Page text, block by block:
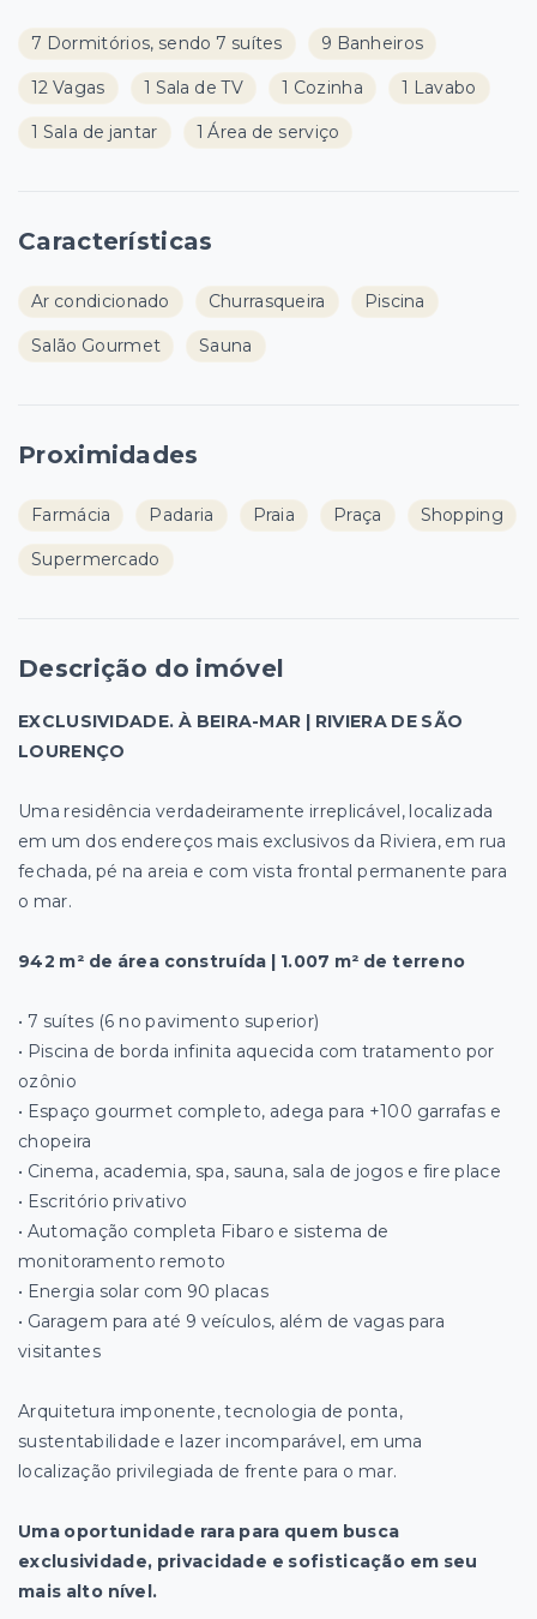
7 Dormitórios, sendo 7 suítes 9 Banheiros
12 Vagas 1 Sala de TV 1 Cozinha 1 Lavabo
1 Sala de jantar 1 Área de serviço
Características
Ar condicionado Churrasqueira Piscina
Salão Gourmet Sauna
Proximidades
Farmácia Padaria Praia Praça Shopping
Supermercado
Descrição do imóvel
EXCLUSIVIDADE. À BEIRA-MAR | RIVIERA DE SÃO
LOURENÇO
Uma residência verdadeiramente irreplicável, localizada
em um dos endereços mais exclusivos da Riviera, em rua
fechada, pé na areia e com vista frontal permanente para
o mar.
942 m² de área construída | 1.007 m² de terreno
• 7 suítes (6 no pavimento superior)
• Piscina de borda infinita aquecida com tratamento por
ozônio
• Espaço gourmet completo, adega para +100 garrafas e
chopeira
• Cinema, academia, spa, sauna, sala de jogos e fire place
• Escritório privativo
• Automação completa Fibaro e sistema de
monitoramento remoto
• Energia solar com 90 placas
• Garagem para até 9 veículos, além de vagas para
visitantes
Arquitetura imponente, tecnologia de ponta,
sustentabilidade e lazer incomparável, em uma
localização privilegiada de frente para o mar.
Uma oportunidade rara para quem busca
exclusividade, privacidade e sofisticação em seu
mais alto nível.